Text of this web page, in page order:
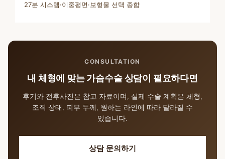
27분 시스템·이중평면·보형물 선택 종합
CONSULTATION
내 체형에 맞는 가슴수술 상담이 필요하다면
후기와 전후사진은 참고 자료이며, 실제 수술 계획은 체형,
조직 상태, 피부 두께, 원하는 라인에 따라 달라질 수
있습니다.
상담 문의하기